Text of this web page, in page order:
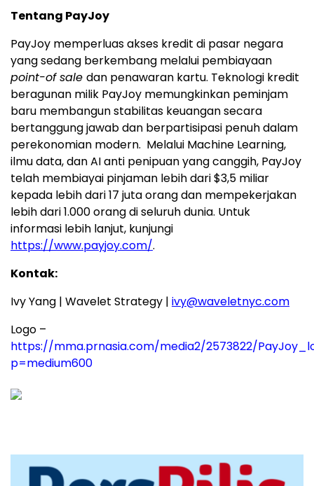
Tentang PayJoy
PayJoy memperluas akses kredit di pasar negara
yang sedang berkembang melalui pembiayaan
point-of sale dan penawaran kartu. Teknologi kredit
beragunan milik PayJoy memungkinkan peminjam
baru membangun stabilitas keuangan secara
bertanggung jawab dan berpartisipasi penuh dalam
perekonomian modern. Melalui Machine Learning,
ilmu data, dan AI anti penipuan yang canggih, PayJoy
telah membiayai pinjaman lebih dari $3,5 miliar
kepada lebih dari 17 juta orang dan mempekerjakan
lebih dari 1.000 orang di seluruh dunia. Untuk
informasi lebih lanjut, kunjungi
https://www.payjoy.com/.
Kontak:
Ivy Yang | Wavelet Strategy | ivy@waveletnyc.com
Logo –
https://mma.prnasia.com/media2/2573822/
p=medium600